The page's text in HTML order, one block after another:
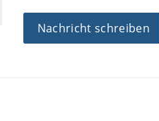
Nachricht schreiben